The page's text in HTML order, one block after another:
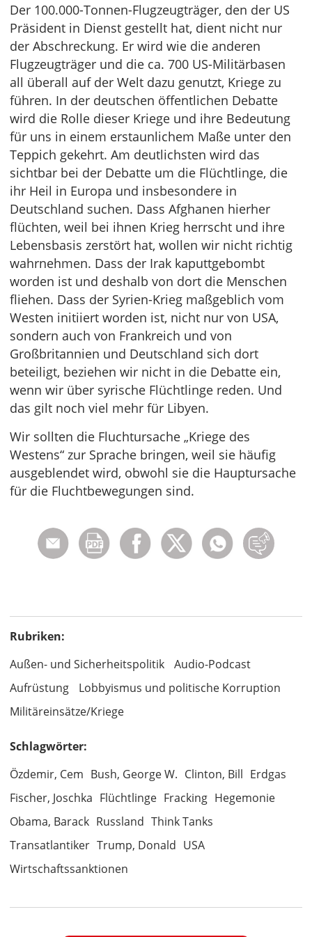
Der 100.000-Tonnen-Flugzeugträger, den der US
Präsident in Dienst gestellt hat, dient nicht nur
der Abschreckung. Er wird wie die anderen
Flugzeugträger und die ca. 700 US-Militärbasen
all überall auf der Welt dazu genutzt, Kriege zu
führen. In der deutschen öffentlichen Debatte
wird die Rolle dieser Kriege und ihre Bedeutung
für uns in einem erstaunlichem Maße unter den
Teppich gekehrt. Am deutlichsten wird das
sichtbar bei der Debatte um die Flüchtlinge, die
ihr Heil in Europa und insbesondere in
Deutschland suchen. Dass Afghanen hierher
flüchten, weil bei ihnen Krieg herrscht und ihre
Lebensbasis zerstört hat, wollen wir nicht richtig
wahrnehmen. Dass der Irak kaputtgebombt
worden ist und deshalb von dort die Menschen
fliehen. Dass der Syrien-Krieg maßgeblich vom
Westen initiiert worden ist, nicht nur von USA,
sondern auch von Frankreich und von
Großbritannien und Deutschland sich dort
beteiligt, beziehen wir nicht in die Debatte ein,
wenn wir über syrische Flüchtlinge reden. Und
das gilt noch viel mehr für Libyen.
Wir sollten die Fluchtursache „Kriege des
Westens“ zur Sprache bringen, weil sie häufig
ausgeblendet wird, obwohl sie die Hauptursache
für die Fluchtbewegungen sind.
Rubriken:
Außen- und Sicherheitspolitik
Audio-Podcast
Aufrüstung
Lobbyismus und politische Korruption
Militäreinsätze/Kriege
Schlagwörter:
Özdemir, Cem Bush, George W. Clinton, Bill Erdgas
Fischer, Joschka Flüchtlinge Fracking Hegemonie
Obama, Barack Russland Think Tanks
Transatlantiker Trump, Donald USA
Wirtschaftssanktionen